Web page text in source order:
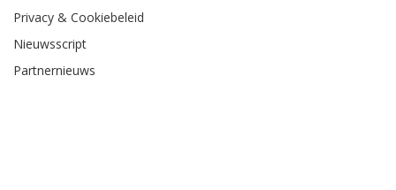
Privacy & Cookiebeleid
Nieuwsscript
Partnernieuws